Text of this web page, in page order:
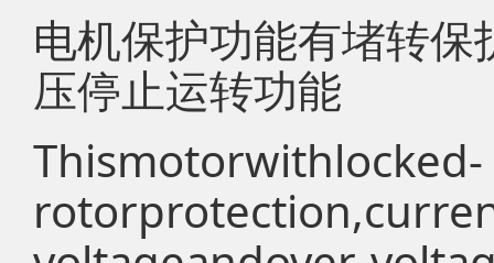
电机保护功能有堵转
压停止运转功能
Thismotorwithlocked-